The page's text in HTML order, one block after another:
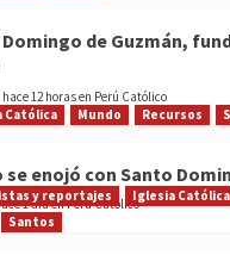
Domingo de Guzmán,
hace 12 horas en Perú Católico
Católica Mundo Recursos
se enojó con Santo
1 día en Perú Católico
y reportajes Iglesia Católica
Santos